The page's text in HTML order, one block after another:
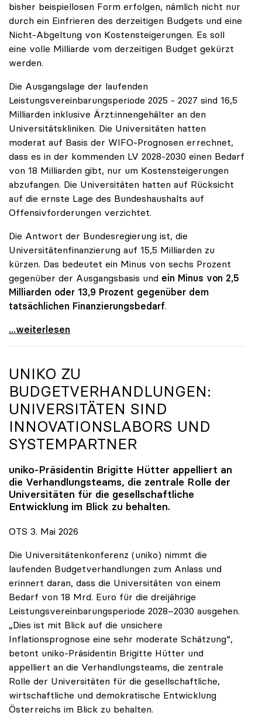
bisher beispiellosen Form erfolgen, nämlich nicht nur
durch ein Einfrieren des derzeitigen Budgets und eine
Nicht-Abgeltung von Kostensteigerungen. Es soll
eine volle Milliarde vom derzeitigen Budget gekürzt
werden.
Die Ausgangslage der laufenden
Leistungsvereinbarungsperiode 2025 - 2027 sind 16,5
Milliarden inklusive Ärzt:innengehälter an den
Universitätskliniken. Die Universitäten hatten
moderat auf Basis der WIFO-Prognosen errechnet,
dass es in der kommenden LV 2028-2030 einen Bedarf
von 18 Milliarden gibt, nur um Kostensteigerungen
abzufangen. Die Universitäten hatten auf Rücksicht
auf die ernste Lage des Bundeshaushalts auf
Offensivforderungen verzichtet.
Die Antwort der Bundesregierung ist, die
Universitätenfinanzierung auf 15,5 Milliarden zu
kürzen. Das bedeutet ein Minus von sechs Prozent
gegenüber der Ausgangsbasis und ein Minus von 2,5
Milliarden oder 13,9 Prozent gegenüber dem
tatsächlichen Finanzierungsbedarf.
\"Österreich ist für die heimischen Universitäten
...weiterlesen
UNIKO ZU
BUDGETVERHANDLUNGEN:
UNIVERSITÄTEN SIND
INNOVATIONSLABORS UND
SYSTEMPARTNER
uniko-Präsidentin Brigitte Hütter appelliert an
die Verhandlungsteams, die zentrale Rolle der
Universitäten für die gesellschaftliche
Entwicklung im Blick zu behalten.
OTS 3. Mai 2026
Die Universitätenkonferenz (uniko) nimmt die
laufenden Budgetverhandlungen zum Anlass und
erinnert daran, dass die Universitäten von einem
Bedarf von 18 Mrd. Euro für die dreijährige
Leistungsvereinbarungsperiode 2028–2030 ausgehen.
„Dies ist mit Blick auf die unsichere
Inflationsprognose eine sehr moderate Schätzung“,
betont uniko-Präsidentin Brigitte Hütter und
appelliert an die Verhandlungsteams, die zentrale
Rolle der Universitäten für die gesellschaftliche,
wirtschaftliche und demokratische Entwicklung
Österreichs im Blick zu behalten.